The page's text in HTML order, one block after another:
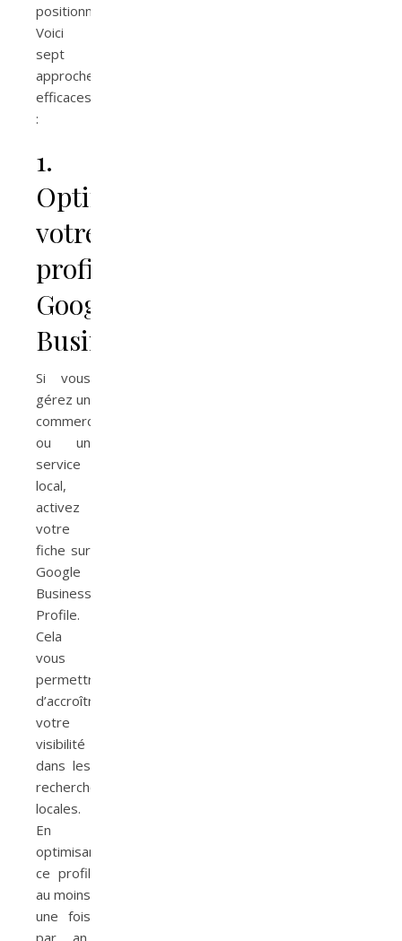
positionnement.
Voici
sept
approches
efficaces
:
1.
Optimiser
votre
profil
Google
Business
Si vous
gérez un
commerce
ou un
service
local,
activez
votre
fiche sur
Google
Business
Profile.
Cela
vous
permettra
d’accroître
votre
visibilité
dans les
recherches
locales.
En
optimisant
ce profil
au moins
une fois
par an,